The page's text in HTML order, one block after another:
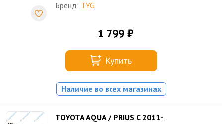
Бренд: TYG
1 799 ₽
Купить
Наличие во всех магазинах
TOYOTA AQUA / PRIUS C 2011-